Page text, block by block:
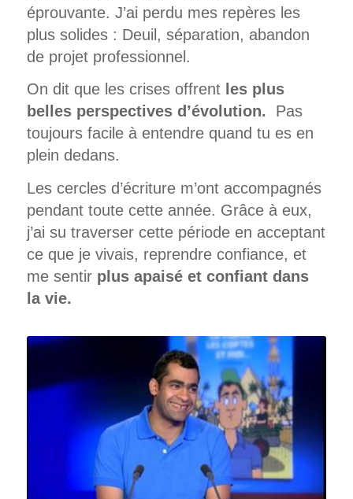
éprouvante. J’ai perdu mes repères les
plus solides : Deuil, séparation, abandon
de projet professionnel.
On dit que les crises offrentles plus
belles perspectives d’évolution. Pas
toujours facile à entendre quand tu es en
plein dedans.
Les cercles d’écriture m’ont accompagnés
pendant toute cette année. Grâce à eux,
j’ai su traverser cette période en acceptant
ce que je vivais, reprendre confiance, et
me sentir plus apaisé et confiant dans
la vie.